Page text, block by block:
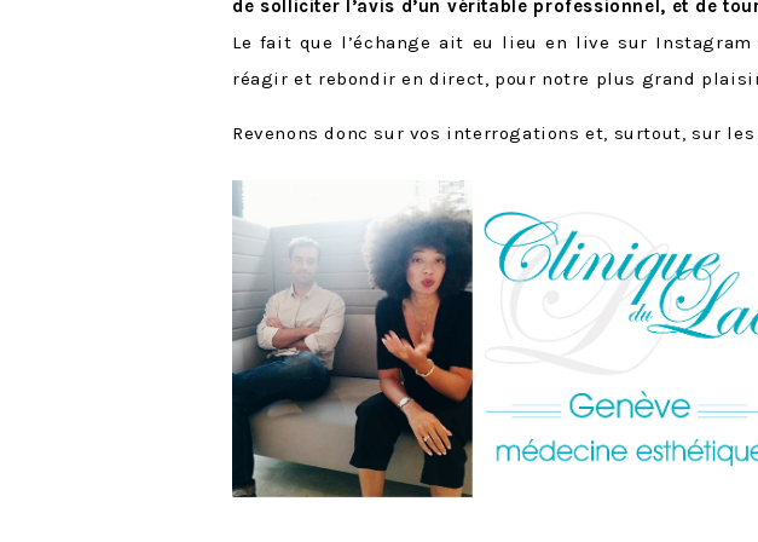
de solliciter l’avis d’un véritable professionnel, et de
Le fait que l’échange ait eu lieu en live sur
réagir et rebondir en direct, pour notre plus grand
Revenons donc sur vos interrogations et, surtout, sur